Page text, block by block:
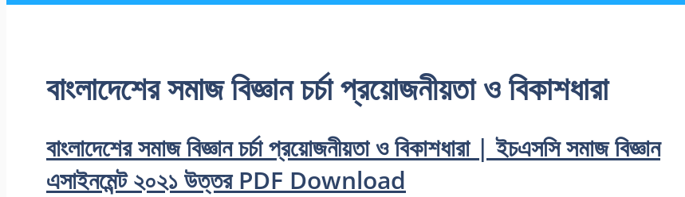
বাংলাদেশের সমাজ বিজ্ঞান চর্চা প্রয়োজনীয়তা ও বিকাশধারা
বাংলাদেশের সমাজ বিজ্ঞান চর্চা প্রয়োজনীয়তা ও বিকাশধারা | ইচএসসি সমাজ বিজ্ঞান
এসাইনমেন্ট ২০২১ উত্তর PDF Download